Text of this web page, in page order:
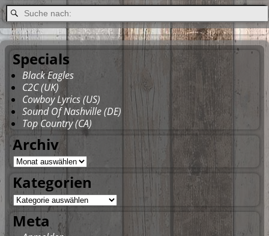
Specials
Black Eagles
C2C (UK)
Cowboy Lyrics (US)
Sound Of Nashville (DE)
Top Country (CA)
Archiv
Kategorien
Meta